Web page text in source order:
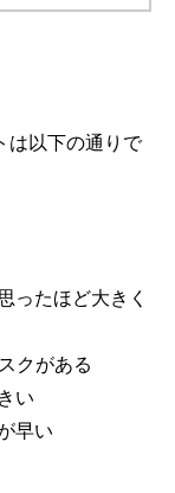
は以下の通りで
ったほど大きく
クがある
い
早い